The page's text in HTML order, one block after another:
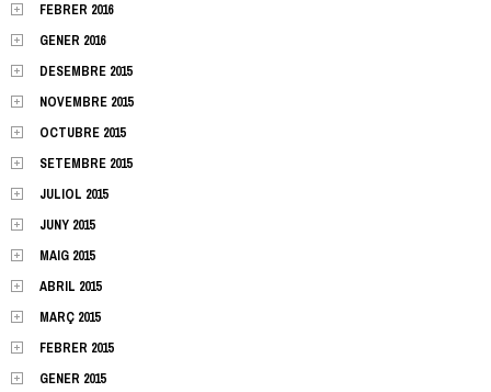
FEBRER 2016
GENER 2016
DESEMBRE 2015
NOVEMBRE 2015
OCTUBRE 2015
SETEMBRE 2015
JULIOL 2015
JUNY 2015
MAIG 2015
ABRIL 2015
MARÇ 2015
FEBRER 2015
GENER 2015